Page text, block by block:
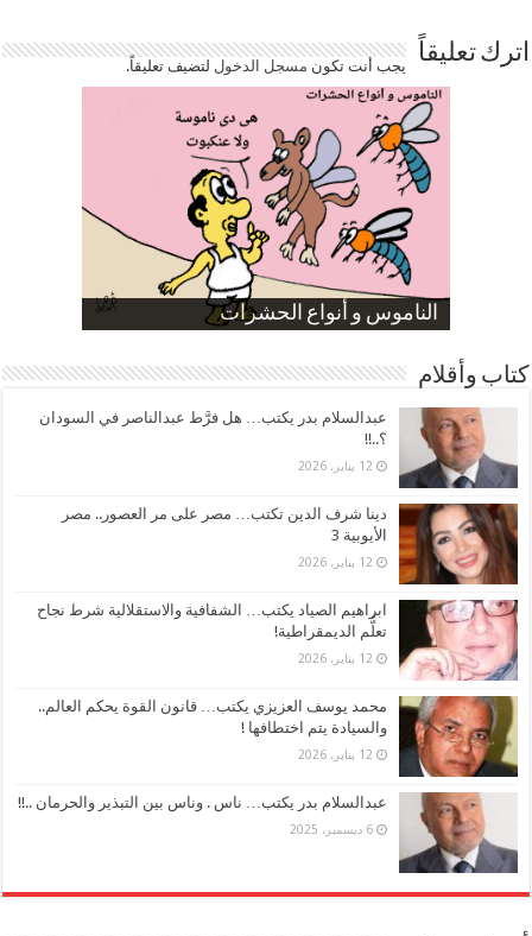
اترك تعليقاً يجب أنت تكون مسجل الدخوللتضيف تعليقاً.
الناموس و أنواع الحشرات
الموظفين بعد ارتفاع الأسعار
ارتفاع نسبة الطلاق في مصر
صورة كاركاتيرية
صورة كاركاتيرية
كتاب وأقلام
عبدالسلام بدر يكتب… هل فرَّط عبدالناصر في السودان
؟..!!
12 يناير، 2026
دينا شرف الدين تكتب… مصر على مر العصور.. مصر
الأيوبية 3
12 يناير، 2026
ابراهيم الصياد يكتب… الشفافية والاستقلالية شرط نجاح
تعلُّم الديمقراطية!
12 يناير، 2026
محمد يوسف العزيزي يكتب… قانون القوة يحكم العالم..
والسيادة يتم اختطافها !
12 يناير، 2026
عبدالسلام بدر يكتب… ناس . وناس بين التبذير والحرمان ..!!
6 ديسمبر، 2025